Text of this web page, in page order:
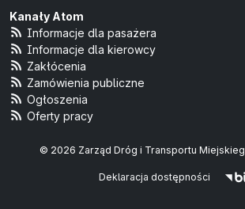
Kanały Atom
Informacje dla pasażera
Informacje dla kierowcy
Zakłócenia
Zamówienia publiczne
Ogłoszenia
Oferty pracy
© 2026 Zarząd Dróg i Transportu
Deklaracja dostępności